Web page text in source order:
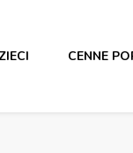
CENNE